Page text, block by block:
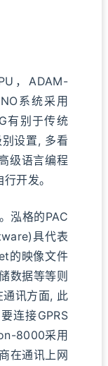
，ADAM-
系统采用
有别于传统
设置, 多看
级语言编程
开发。
泓格的PAC
具代表
的映像文件
数据等等则
通讯方面, 此
连接GPRS
8000采用
在通讯上网